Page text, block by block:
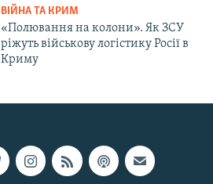
ВІЙНА ТА КРИМ
«Полювання на колони». Як ЗСУ
ріжуть військову логістику Росії в
Криму